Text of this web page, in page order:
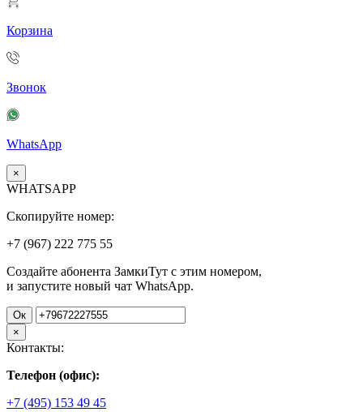
Корзина
Звонок
WhatsApp
×
WHATSAPP
Скопируйте номер:
+7 (967) 222 775 55
Создайте абонента ЗамкиТут с этим номером,
и запустите новый чат WhatsApp.
Ок
×
Контакты:
Телефон (офис):
+7 (495) 153 49 45